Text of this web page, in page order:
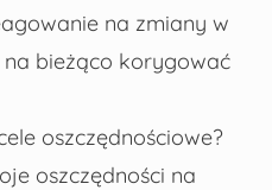
na zmiany w
bieżąco korygować
oszczędnościowe?
oszczędności na